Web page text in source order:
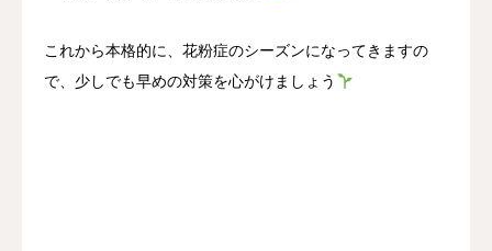
これから本格的に、花粉症のシーズンになってきますの
で、少しでも早めの対策を心がけましょう